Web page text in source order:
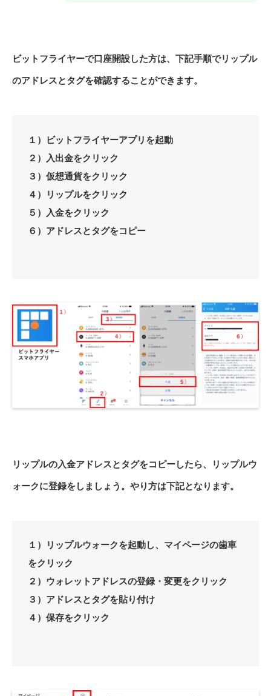
ビットフライヤーで口座開設した方は、下記手順でリップル
のアドレスとタグを確認することができます。
１）ビットフライヤーアプリを起動
２）入出金をクリック
３）仮想通貨をクリック
４）リップルをクリック
５）入金をクリック
６）アドレスとタグをコピー
リップルの入金アドレスとタグをコピーしたら、リップルウ
ォークに登録をしましょう。やり方は下記となります。
１）リップルウォークを起動し、マイページの歯車
をクリック
２）ウォレットアドレスの登録・変更をクリック
３）アドレスとタグを貼り付け
４）保存をクリック